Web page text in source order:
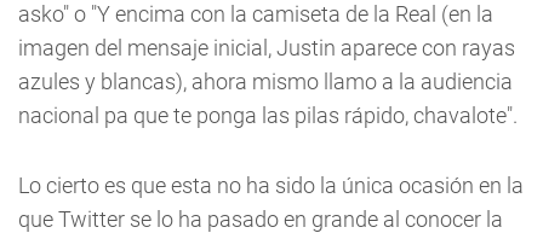
asko" o "Y encima con la camiseta de la Real (en la
imagen del mensaje inicial, Justin aparece con rayas
azules y blancas), ahora mismo llamo a la audiencia
nacional pa que te ponga las pilas rápido, chavalote".
Lo cierto es que esta no ha sido la única ocasión en la
que Twitter se lo ha pasado en grande al conocer la